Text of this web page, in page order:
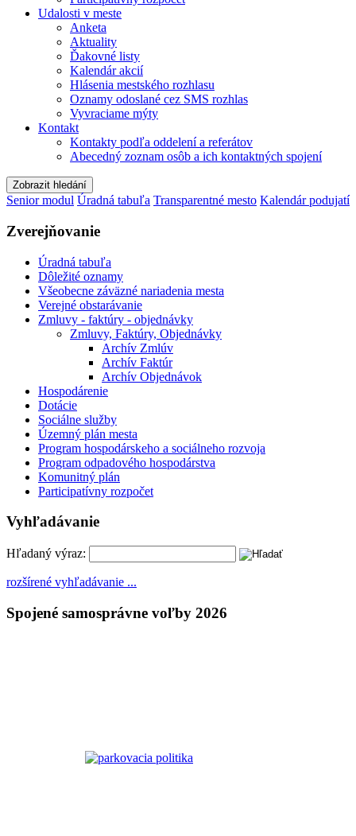
Udalosti v meste
Anketa
Aktuality
Ďakovné listy
Kalendár akcií
Hlásenia mestského rozhlasu
Oznamy odoslané cez SMS rozhlas
Vyvraciame mýty
Kontakt
Kontakty podľa oddelení a referátov
Abecedný zoznam osôb a ich kontaktných spojení
Zobrazit hledání
Senior modul Úradná tabuľa Transparentné mesto Kalendár podujatí
Zverejňovanie
Úradná tabuľa
Dôležité oznamy
Všeobecne záväzné nariadenia mesta
Verejné obstarávanie
Zmluvy - faktúry - objednávky
Zmluvy, Faktúry, Objednávky
Archív Zmlúv
Archív Faktúr
Archív Objednávok
Hospodárenie
Dotácie
Sociálne služby
Územný plán mesta
Program hospodárskeho a sociálneho rozvoja
Program odpadového hospodárstva
Komunitný plán
Participatívny rozpočet
Vyhľadávanie
Hľadaný výraz:
rozšírené vyhľadávanie ...
Spojené samosprávne voľby 2026